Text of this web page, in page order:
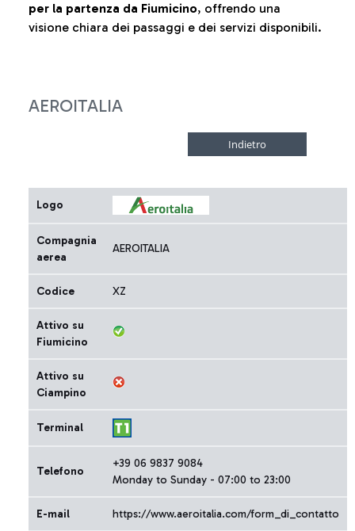
per la partenza da Fiumicino, offrendo una
visione chiara dei passaggi e dei servizi disponibili.
AEROITALIA
Logo
Compagnia
aerea
AEROITALIA
Codice XZ
Attivo su
Fiumicino
Attivo su
Ciampino
Terminal
Telefono
+39 06 9837 9084
Monday to Sunday - 07:00 to 23:00
E-mail https://www.aeroitalia.com/form_di_contatto